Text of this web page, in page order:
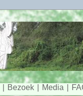
Bezoek Media